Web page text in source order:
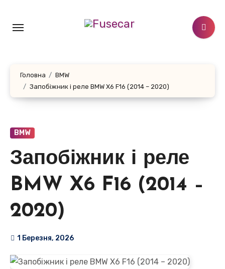
контенту
Головна
BMW
Запобіжник і реле BMW X6 F16 (2014 – 2020)
BMW
Запобіжник і реле
BMW X6 F16 (2014 –
2020)
1 Березня, 2026